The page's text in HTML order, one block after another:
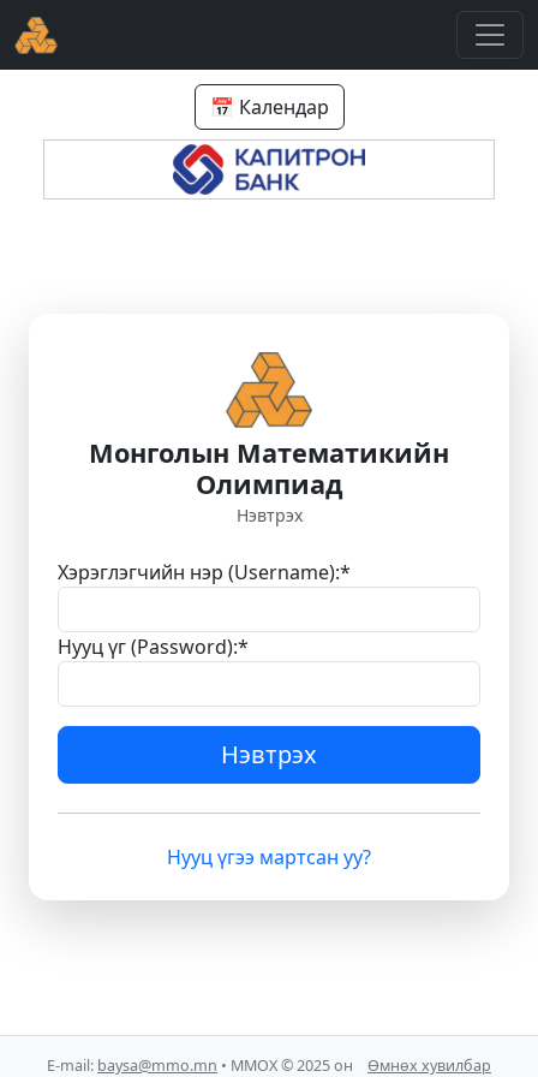
📅 Календар
Монголын Математикийн
Олимпиад
Нэвтрэх
Хэрэглэгчийн нэр (Username):*
Нууц үг (Password):*
Нэвтрэх
Нууц үгээ мартсан уу?
E-mail: baysa@mmo.mn • ММОХ © 2025 он Өмнөх хувилбар